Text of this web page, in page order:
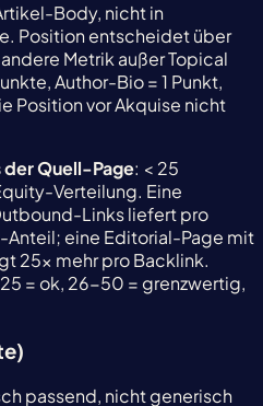
Body, nicht in
Position entscheidet über
Metrik außer Topical
Author-Bio = 1 Punkt,
Position vor Akquise nicht
Quell-Page: < 25
Verteilung. Eine
Links liefert pro
eine Editorial-Page mit
25x mehr pro Backlink.
= ok, 26-50 = grenzwertig,
passend, nicht generisch